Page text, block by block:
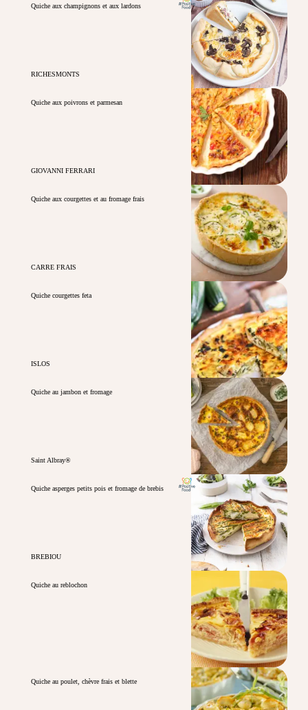
Quiche aux champignons et aux lardons
RICHESMONTS
Quiche aux poivrons et parmesan
GIOVANNI FERRARI
Quiche aux courgettes et au fromage frais
CARRE FRAIS
Quiche courgettes feta
ISLOS
Quiche au jambon et fromage
Saint Albray®
Quiche asperges petits pois et fromage de brebis
BREBIOU
Quiche au reblochon
Quiche au poulet, chèvre frais et blette